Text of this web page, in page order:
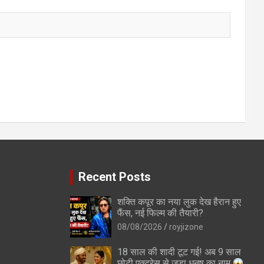
दिन में ज्यादा सोने वाले
जरूर पढ़ें / Those who
sleep more during
the day must read
5 Rules To Change
Life
Recent Posts
शक्ति कपूर का नया लुक देख हैरान हुए
फैंस, नई फिल्म की तैयारी?
08/08/2026 royjizone
18 साल की शादी टूट गई! अब 9 साल